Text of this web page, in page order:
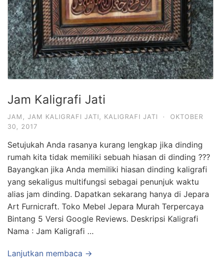
Jam Kaligrafi Jati
JAM JAM KALIGRAFI JATI KALIGRAFI JATI ·
OKTOBER
30, 2017
Setujukah Anda rasanya kurang lengkap jika dinding
rumah kita tidak memiliki sebuah hiasan di dinding ???
Bayangkan jika Anda memiliki hiasan dinding kaligrafi
yang sekaligus multifungsi sebagai penunjuk waktu
alias jam dinding. Dapatkan sekarang hanya di Jepara
Art Furnicraft. Toko Mebel Jepara Murah Terpercaya
Bintang 5 Versi Google Reviews. Deskripsi Kaligrafi
Nama : Jam Kaligrafi …
Lanjutkan membaca →